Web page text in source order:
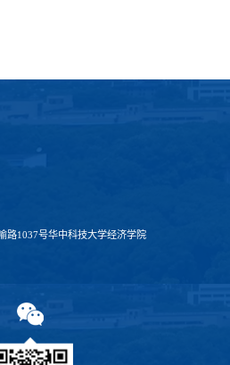
路1037号华中科技大学经济学院